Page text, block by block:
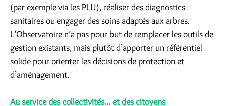
(par exemple via les PLU), réaliser des diagnostics
sanitaires ou engager des soins adaptés aux arbres.
L’Observatoire n’a pas pour but de remplacer les outils de
gestion existants, mais plutôt d’apporter un référentiel
solide pour orienter les décisions de protection et
d’aménagement.
Au service des collectivités... et des citoyens